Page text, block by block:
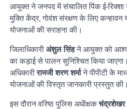
आयुक्त ने जनपद में संचालित पिंक ई-रिक्शा
मुक्ति केंद्र, गोवंश संरक्षण के लिए कन्हावन
योजनाओं की सराहना की।
जिलाधिकारी अंशुल सिंहने आयुक्त को
का कड़ाई से पालन सुनिश्चित किया
अधिकारीरामजी शरण शर्माने पीपीटी के
योजनाओं की विस्तृत जानकारी प्रस्तुत की।
इस दौरान वरिष्ठ पुलिस अधीक्षक